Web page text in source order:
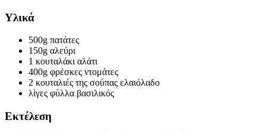
Υλικά
500g πατάτες
150g αλεύρι
1 κουταλάκι αλάτι
400g φρέσκες ντομάτες
2 κουταλιές της σούπας ελαιόλαδο
λίγες φύλλα βασιλικός
Εκτέλεση